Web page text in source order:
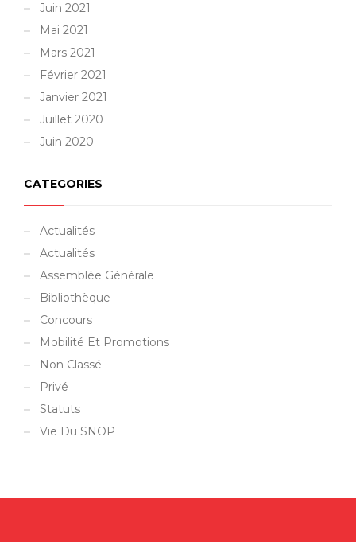
Juin 2021
Mai 2021
Mars 2021
Février 2021
Janvier 2021
Juillet 2020
Juin 2020
CATEGORIES
Actualités
Actualités
Assemblée Générale
Bibliothèque
Concours
Mobilité Et Promotions
Non Classé
Privé
Statuts
Vie Du SNOP